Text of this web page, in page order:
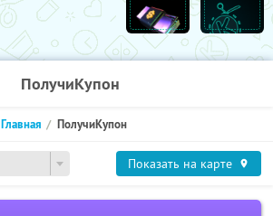
ПолучиКупон
Главная ПолучиКупон
Показать на карте